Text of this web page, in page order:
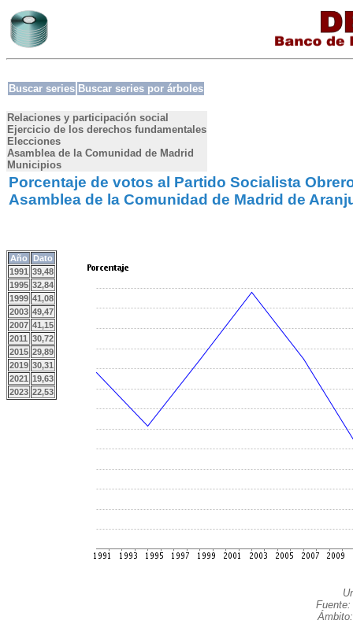
Buscar series Buscar series por árboles
Relaciones y participación social
Ejercicio de los derechos fundamentales
Elecciones
Asamblea de la Comunidad de Madrid
Municipios
Porcentaje de votos al Partido Socialista
Asamblea de la Comunidad de Madrid de
Año
Dato
1991 39,48
1995 32,84
1999 41,08
2003 49,47
2007 41,15
2011 30,72
2015 29,89
2019 30,31
2021 19,63
2023 22,53
Fuente: